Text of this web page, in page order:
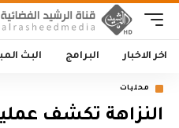
اخر الاخبار البرامج البث
محليات
النزاهة تكشف